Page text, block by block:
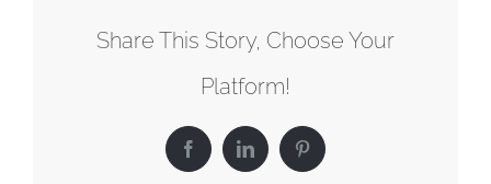
Share This Story, Choose Your
Platform!
FacebookLinkedInPinterest